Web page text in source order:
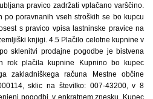
pravico zadržati vplačano varščino.
poravnanih vseh stroških se bo kupcu
s pravico vpisa lastninske pravice na
knjigi. 4.5 Plačilo celotne kupnine v
sklenitvi prodajne pogodbe je bistvena
rok plačila kupnine Kupnino bo kupec
zakladniškega računa Mestne občine
sklic na številko: 007-43200, v 8
pogodbi, v enkratnem znesku. Kupec